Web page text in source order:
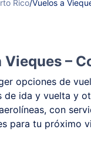
Rico/Vuelos a
–
opciones de
ida y vuelta y
con
para tu próximo